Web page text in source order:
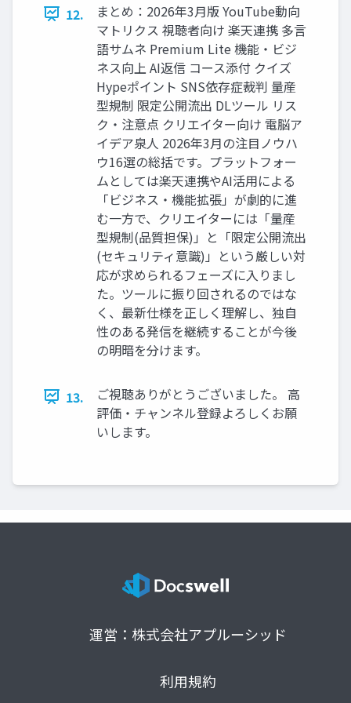
12.
まとめ：2026年3月版 YouTube動向
マトリクス 視聴者向け 楽天連携 多言
語サムネ Premium Lite 機能・ビジ
ネス向上 AI返信 コース添付 クイズ
Hypeポイント SNS依存症裁判 量産
型規制 限定公開流出 DLツール リス
ク・注意点 クリエイター向け 電脳ア
イデア泉人 2026年3月の注目ノウハ
ウ16選の総括です。プラットフォー
ムとしては楽天連携やAI活用による
「ビジネス・機能拡張」が劇的に進
む一方で、クリエイターには「量産
型規制(品質担保)」と「限定公開流出
(セキュリティ意識)」という厳しい対
応が求められるフェーズに入りまし
た。ツールに振り回されるのではな
く、最新仕様を正しく理解し、独自
性のある発信を継続することが今後
の明暗を分けます。
13.
ご視聴ありがとうございました。 高
評価・チャンネル登録よろしくお願
いします。
運営：株式会社アプルーシッド
利用規約